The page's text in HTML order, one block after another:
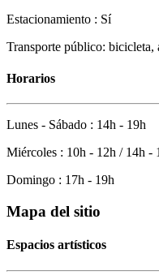
Estacionamiento : Sí
Transporte público: bicicleta,
Horarios
Lunes - Sábado : 14h - 19h
Miércoles : 10h - 12h / 14h -
Domingo : 17h - 19h
Mapa del sitio
Espacios artísticos